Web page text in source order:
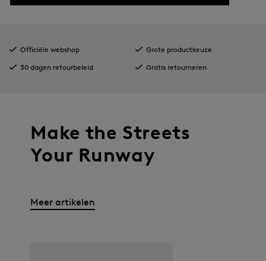
Officiële webshop
Grote productkeuze
30 dagen retourbeleid
Gratis retourneren
Make the Streets
Your Runway
Meer artikelen